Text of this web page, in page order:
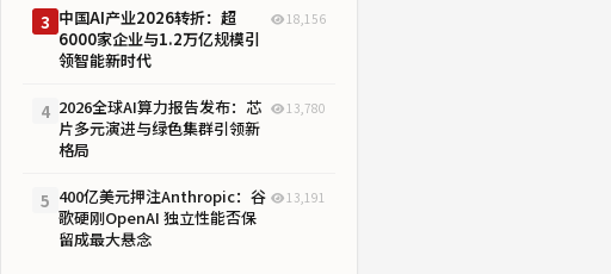
3 中国AI产业2026转折：超
6000家企业与1.2万亿规模引
领智能新时代
18,156
4 2026全球AI算力报告发布：芯
片多元演进与绿色集群引领新
格局
13,780
5 400亿美元押注Anthropic：谷
歌硬刚OpenAI 独立性能否保
留成最大悬念
13,191